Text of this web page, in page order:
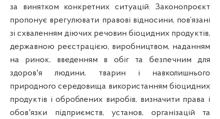
за винятком конкретних ситуацій. Законопроєкт
пропонує врегулювати правові відносини, пов’язані
зі схваленням діючих речовин біоцидних продуктів,
державною реєстрацією, виробництвом, наданням
на ринок, введенням в обіг та безпечним для
здоров'я людини, тварин і навколишнього
природного середовища використанням біоцидних
продуктів і оброблених виробів, визначити права і
обов'язки підприємств, установ, організацій та